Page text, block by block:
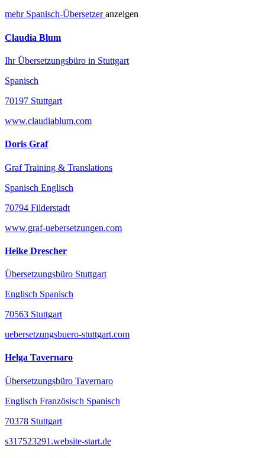
mehr Spanisch-Übersetzeranzeigen
Claudia Blum
Ihr Übersetzungsbüro in Stuttgart
Spanisch
70197 Stuttgart
www.claudiablum.com
Doris Graf
Graf Training & Translations
Spanisch Englisch
70794 Filderstadt
www.graf-uebersetzungen.com
Heike Drescher
Übersetzungsbüro Stuttgart
Englisch Spanisch
70563 Stuttgart
uebersetzungsbuero-stuttgart.com
Helga Tavernaro
Übersetzungsbüro Tavernaro
Englisch Französisch Spanisch
70378 Stuttgart
s317523291.website-start.de